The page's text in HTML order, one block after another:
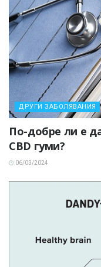
ДРУГИ ЗАБОЛЯВАНИЯ
По-добре ли е
CBD гуми?
06/03/2024